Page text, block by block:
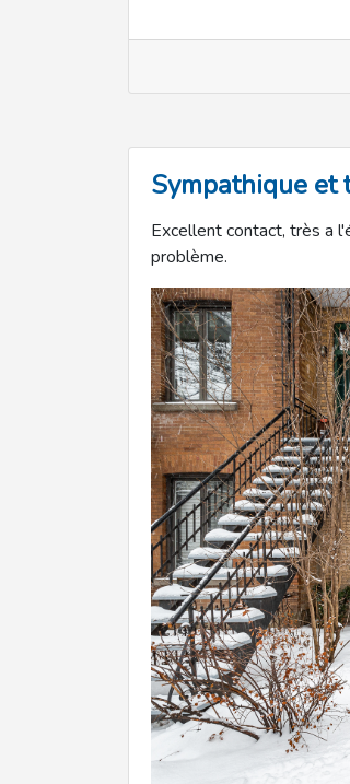
Sympathique et
Excellent contact, très a
problème.